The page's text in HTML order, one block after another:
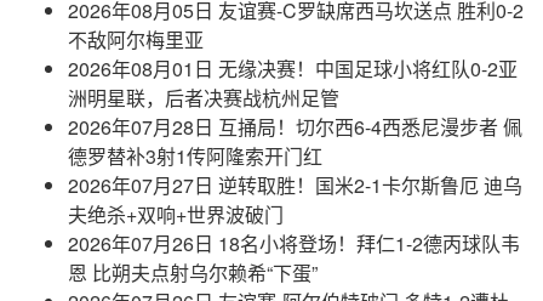
2026年08月05日 友谊赛-C罗缺席西马坎送点 胜利0-2
不敌阿尔梅里亚
2026年08月01日 无缘决赛！中国足球小将红队0-2亚
洲明星联，后者决赛战杭州足管
2026年07月28日 互捅局！切尔西6-4西悉尼漫步者 佩
德罗替补3射1传阿隆索开门红
2026年07月27日 逆转取胜！国米2-1卡尔斯鲁厄 迪乌
夫绝杀+双响+世界波破门
2026年07月26日 18名小将登场！拜仁1-2德丙球队韦
恩 比朔夫点射乌尔赖希“下蛋”